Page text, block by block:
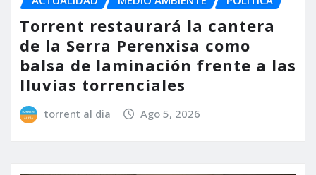
Torrent restaurará la cantera
de la Serra Perenxisa como
balsa de laminación frente a las
lluvias torrenciales
torrent al dia Ago 5, 2026